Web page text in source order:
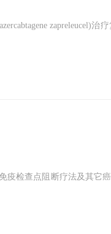
zapreleucel)治
疫检查点阻断疗法及其它